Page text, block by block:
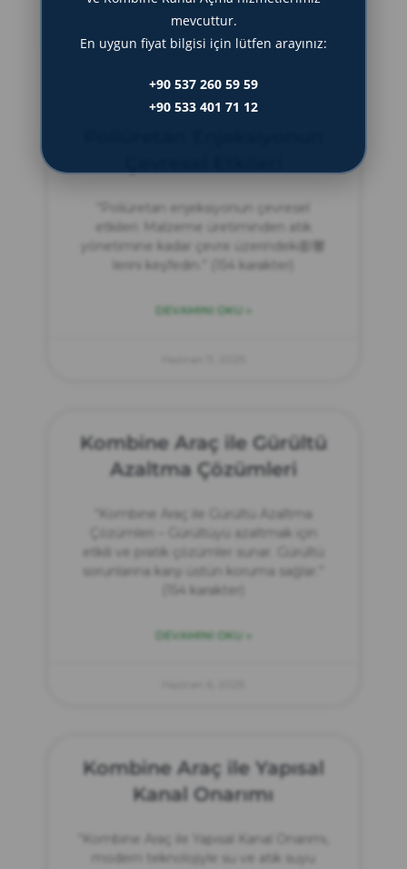
DEVAMINI OKU »
Haziran 14, 2025
“Poliüretan enjeksiyonun çevresel
etkileri: Malzeme üretiminden atık
yönetimine kadar çevre üzerindeki影響
lerini keşfedin.” (154 karakter)
DEVAMINI OKU »
Kombine Araç ile Gürültü
Azaltma Çözümleri
“Kombine Araç ile Gürültü Azaltma
Çözümleri – Gürültüyü azaltmak için
etkili ve pratik çözümler sunar. Gürültü
sorunlarına karşı üstün koruma sağlar.”
(154 karakter)
DEVAMINI OKU »
Kombine Araç ile Yapısal
Kanal Onarımı
“Kombine Araç ile Yapısal Kanal Onarımı,
modern teknolojiyle su ve atık suyu
mevcuttur.
En uygun fiyat bilgisi için lütfen arayınız:
+90 537 260 59 59
+90 533 401 71 12